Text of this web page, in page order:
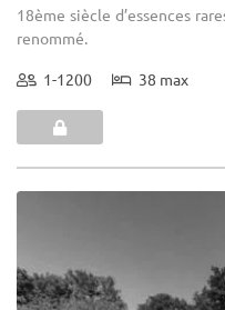
18ème siècle d’essences
renommé.
1-1200 38 max